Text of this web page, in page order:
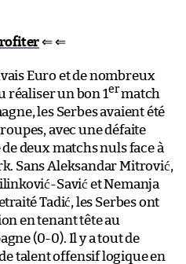
⇐ ⇐
Euro et de nombreux
réaliser un bon 1ermatch
les Serbes avaient été
avec une défaite
deux matchs nuls face à
Sans Aleksandar Mitrović,
Savić et Nemanja
Tadić, les Serbes ont
en tenant tête au
(0-0). Il y a tout de
talent offensif logique en